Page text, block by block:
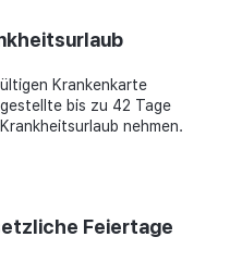
Krankenkarte
bis zu 42 Tage
nehmen.
Feiertage